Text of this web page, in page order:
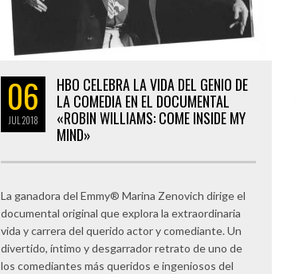
06
JUL 2018
HBO CELEBRA LA VIDA DEL GENIO DE
LA COMEDIA EN EL DOCUMENTAL
«ROBIN WILLIAMS: COME INSIDE MY
MIND»
La ganadora del Emmy® Marina Zenovich dirige el
documental original que explora la extraordinaria
vida y carrera del querido actor y comediante. Un
divertido, íntimo y desgarrador retrato de uno de
los comediantes más queridos e ingeniosos del